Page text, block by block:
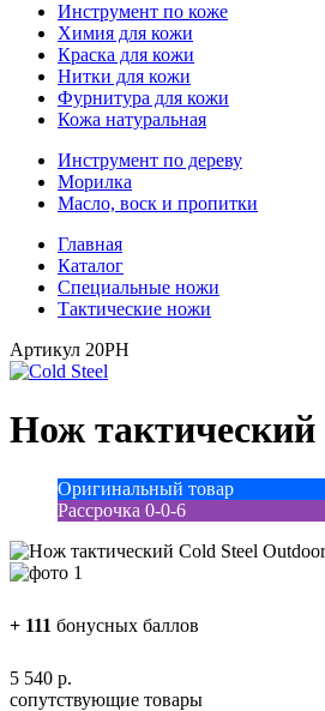
Инструмент по коже
Химия для кожи
Краска для кожи
Нитки для кожи
Фурнитура для кожи
Кожа натуральная
Инструмент по дереву
Морилка
Масло, воск и пропитки
Главная
Каталог
Специальные ножи
Тактические ножи
Артикул 20PH
Нож
Оригинальный товар
Рассрочка 0-0-6
+ 111 бонусных баллов
5 540 р.
сопутствующие товары